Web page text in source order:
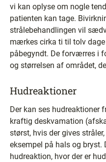
vi kan oplyse om nogle
patienten kan tage.
strålebehandlingen vil
mærkes cirka ti til tolv
påbegyndt. De forværres i
og størrelsen af området,
Hudreaktioner
Der kan ses hudreaktioner
kraftig deskvamation
størst, hvis der gives
eksempel på hals og bryst.
hudreaktion, hvor der er